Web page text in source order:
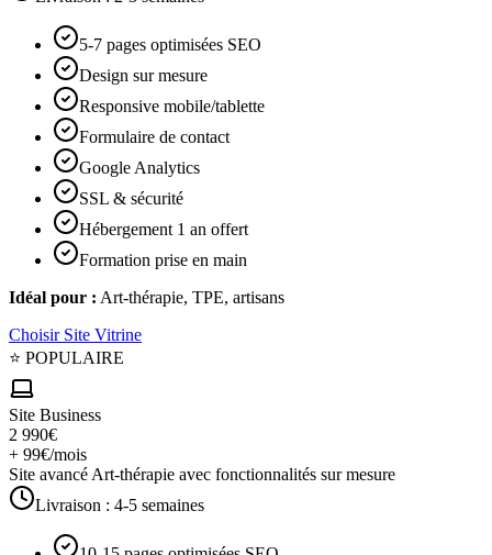
5-7 pages optimisées SEO
Design sur mesure
Responsive mobile/tablette
Formulaire de contact
Google Analytics
SSL & sécurité
Hébergement 1 an offert
Formation prise en main
Idéal pour : Art-thérapie, TPE, artisans
Choisir Site Vitrine
⭐ POPULAIRE
Site Business
2 990€
+ 99€/mois
Site avancé Art-thérapie avec fonctionnalités sur mesure
Livraison : 4-5 semaines